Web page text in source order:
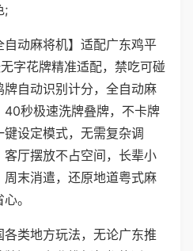
;
自动麻将机】适配广东鸡平
字花牌精准适配，禁吃可碰
自动识别计分，全自动麻
秒极速洗牌叠牌，不卡牌
设定模式，无需复杂调
厅摆放不占空间，长辈小
末消遣，还原地道粤式麻
。
类地方玩法，无论广东推